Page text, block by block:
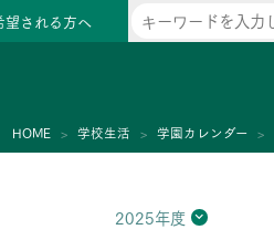
される方へ
HOME 学校生活 学園カレンダー
2025年度
2026年度
2025年度
2024年度
2023年度
2022年度
2021年度
2020年度
2019年度
2018年度
2017年度
2016年度
2015年度
2014年度
2013年度